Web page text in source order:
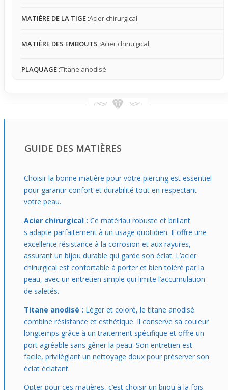
maîtrisée, offrant un port facile même lors d’usages
Ce piercing s’adresse essentiellement à un public avancé
style plus marqué et assumé. En usage occasionnel, il se
Cette pièce s’inscrit dans une démarche esthétique
MATIÈRE DE LA TIGE :Acier chirurgical
MATIÈRE DES EMBOUTS :Acier chirurgical
PLAQUAGE :Titane anodisé
GUIDE DES MATIÈRES
Choisir la bonne matière pour votre piercing est essentiel
pour garantir confort et durabilité tout en respectant
votre peau.
Acier chirurgical : Ce matériau robuste et brillant
s'adapte parfaitement à un usage quotidien. Il offre une
excellente résistance à la corrosion et aux rayures,
assurant un bijou durable qui garde son éclat. L’acier
chirurgical est confortable à porter et bien toléré par la
peau, avec un entretien simple qui limite l’accumulation
de saletés.
Titane anodisé : Léger et coloré, le titane anodisé
combine résistance et esthétique. Il conserve sa couleur
longtemps grâce à un traitement spécifique et offre un
port agréable sans gêner la peau. Son entretien est
facile, privilégiant un nettoyage doux pour préserver son
éclat éclatant.
Opter pour ces matières, c’est choisir un bijou à la fois